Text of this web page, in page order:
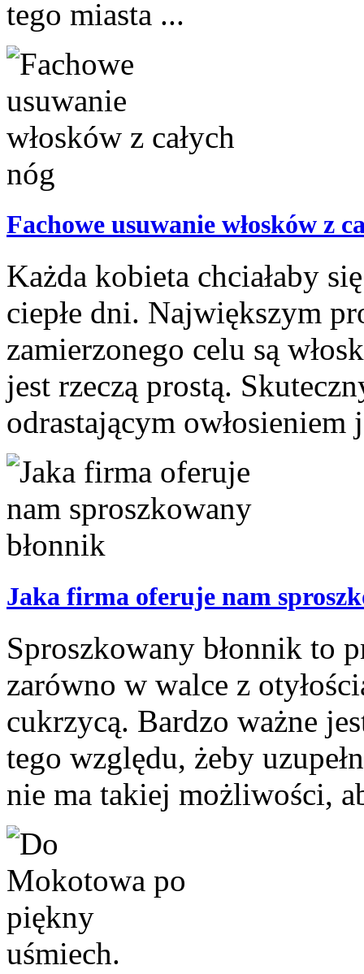
tego miasta ...
Fachowe usuwanie włosków z
Każda kobieta chciałaby
ciepłe dni. Największym
zamierzonego celu są
jest rzeczą prostą.
odrastającym owłosieniem
Jaka firma oferuje nam
Sproszkowany błonnik to
zarówno w walce z
cukrzycą. Bardzo ważne
tego względu, żeby
nie ma takiej możliwości,